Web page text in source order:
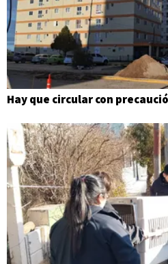
Hay que circular con